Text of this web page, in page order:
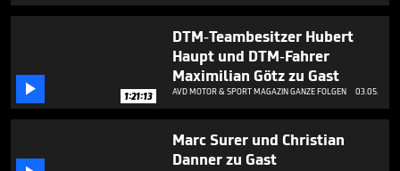
 1:21:13
DTM-Teambesitzer Hubert
Haupt und DTM-Fahrer
Maximilian Götz zu Gast
AVD MOTOR & SPORT MAGAZIN GANZE FOLGEN 03.05.
Marc Surer und Christian
Danner zu Gast